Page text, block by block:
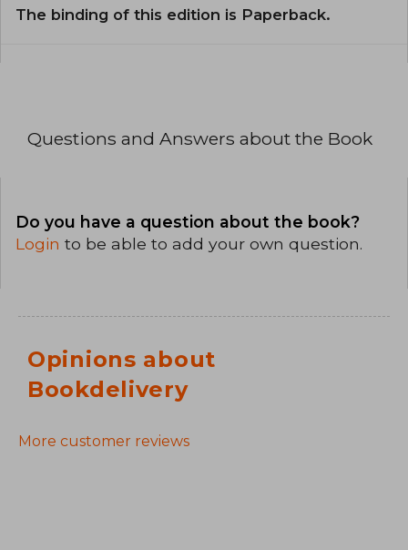
The binding of this edition is Paperback.
Questions and Answers about the Book
Do you have a question about the book?
Login to be able to add your own question.
Opinions about
Bookdelivery
More customer reviews